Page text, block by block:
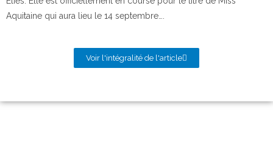
Aquitaine qui aura lieu le 14 septembre….
Voir l'intégralité de l'article